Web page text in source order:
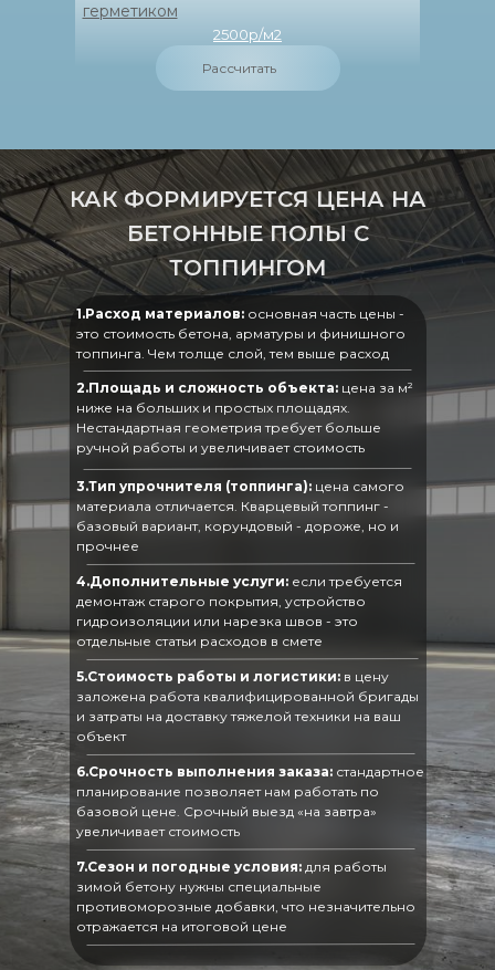
герметиком
2500р/м2
Рассчитать
7.Сезон и погодные условия: для работы
зимой бетону нужны специальные
противоморозные добавки, что незначительно
отражается на итоговой цене
6.Срочность выполнения заказа: стандартное
планирование позволяет нам работать по
базовой цене. Срочный выезд «на завтра»
увеличивает стоимость
5.Стоимость работы и логистики: в цену
заложена работа квалифицированной бригады
и затраты на доставку тяжелой техники на ваш
объект
4.Дополнительные услуги: если требуется
демонтаж старого покрытия, устройство
гидроизоляции или нарезка швов - это
отдельные статьи расходов в смете
3.Тип упрочнителя (топпинга): цена самого
материала отличается. Кварцевый топпинг -
базовый вариант, корундовый - дороже, но и
прочнее
2.Площадь и сложность объекта: цена за м²
ниже на больших и простых площадях.
Нестандартная геометрия требует больше
ручной работы и увеличивает стоимость
1.Расход материалов: основная часть цены -
это стоимость бетона, арматуры и финишного
топпинга. Чем толще слой, тем выше расход
КАК ФОРМИРУЕТСЯ ЦЕНА НА
БЕТОННЫЕ ПОЛЫ С
ТОППИНГОМ